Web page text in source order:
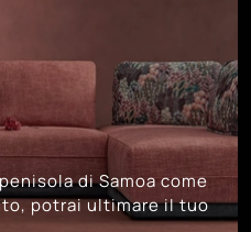
di Samoa come
potrai ultimare il tuo